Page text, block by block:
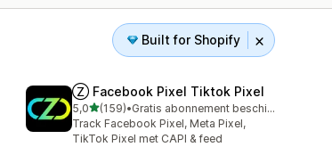
Built for Shopify
Ⓩ Facebook Pixel Tiktok Pixel
5,0van 5 sterren
(159)
159 recensies in totaal
•
Gratis abonnement beschikbaar
Track Facebook Pixel, Meta Pixel,
TikTok Pixel met CAPI & feed